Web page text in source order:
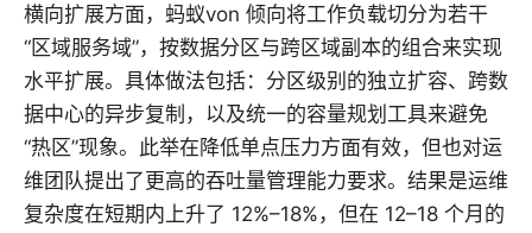
横向扩展方面，蚂蚁von 倾向将工作负载切分为若干
“区域服务域”，按数据分区与跨区域副本的组合来实现
水平扩展。具体做法包括：分区级别的独立扩容、跨数
据中心的异步复制，以及统一的容量规划工具来避免
“热区”现象。此举在降低单点压力方面有效，但也对运
维团队提出了更高的吞吐量管理能力要求。结果是运维
复杂度在短期内上升了 12%–18%，但在 12–18 个月的